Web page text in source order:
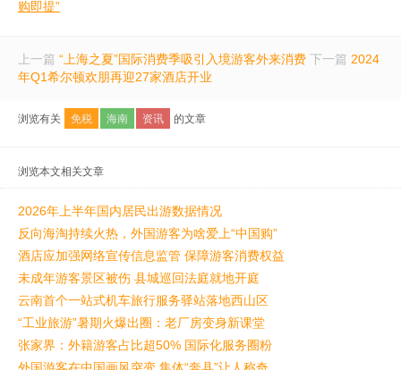
购即提”
上一篇 “上海之夏”国际消费季吸引入境游客外来消费 下一篇 2024
年Q1希尔顿欢朋再迎27家酒店开业
浏览有关 免税 海南 资讯 的文章
浏览本文相关文章
2026年上半年国内居民出游数据情况
反向海淘持续火热，外国游客为啥爱上“中国购”
酒店应加强网络宣传信息监管 保障游客消费权益
未成年游客景区被伤 县城巡回法庭就地开庭
云南首个一站式机车旅行服务驿站落地西山区
“工业旅游”暑期火爆出圈：老厂房变身新课堂
张家界：外籍游客占比超50% 国际化服务圈粉